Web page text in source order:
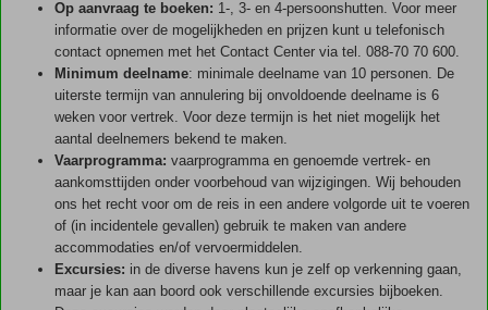
Op aanvraag te boeken: 1-, 3- en 4-persoonshutten. Voor meer
informatie over de mogelijkheden en prijzen kunt u telefonisch
contact opnemen met het Contact Center via tel. 088-70 70 600.
Minimum deelname: minimale deelname van 10 personen. De
uiterste termijn van annulering bij onvoldoende deelname is 6
weken voor vertrek. Voor deze termijn is het niet mogelijk het
aantal deelnemers bekend te maken.
Vaarprogramma: vaarprogramma en genoemde vertrek- en
aankomsttijden onder voorbehoud van wijzigingen. Wij behouden
ons het recht voor om de reis in een andere volgorde uit te voeren
of (in incidentele gevallen) gebruik te maken van andere
accommodaties en/of vervoermiddelen.
Excursies: in de diverse havens kun je zelf op verkenning gaan,
maar je kan aan boord ook verschillende excursies bijboeken.